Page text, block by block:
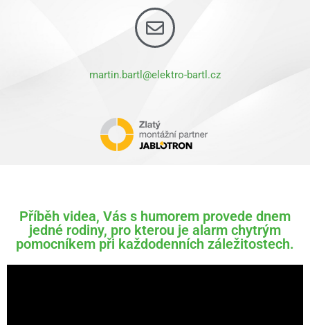
martin.bartl@elektro-bartl.cz
Příběh videa, Vás s humorem provede dnem
jedné rodiny, pro kterou je alarm chytrým
pomocníkem při každodenních záležitostech.